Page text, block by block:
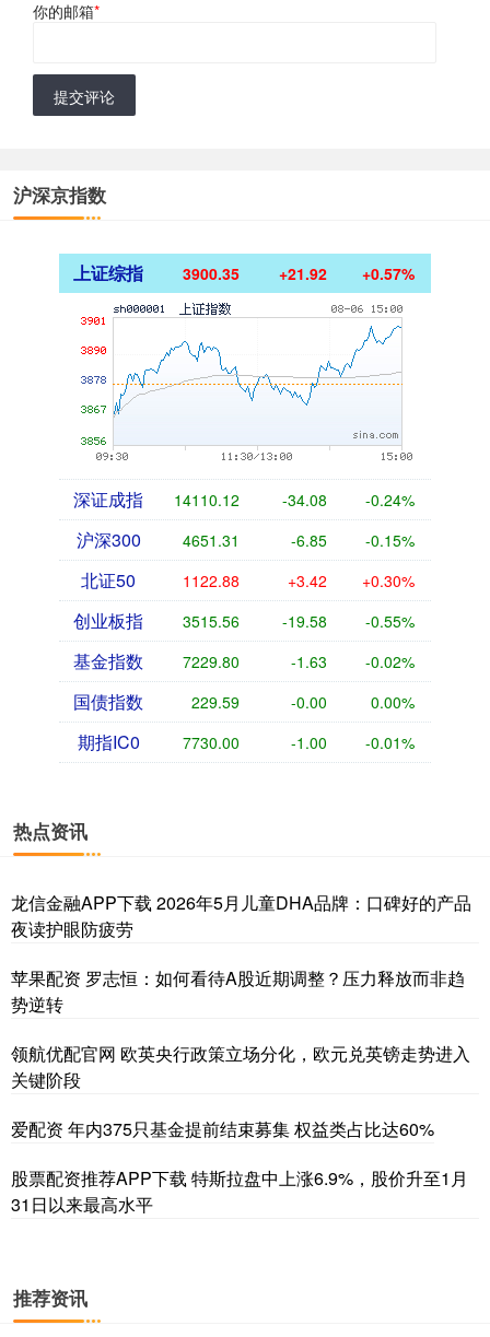
你的邮箱*
提交评论
沪深京指数
上证综指 3900.35 +21.92 +0.57%
深证成指 14110.12 -34.08 -0.24%
沪深300 4651.31 -6.85 -0.15%
北证50 1122.88 +3.42 +0.30%
创业板指 3515.56 -19.58 -0.55%
基金指数 7229.80 -1.63 -0.02%
国债指数 229.59 -0.00 0.00%
期指IC0 7730.00 -1.00 -0.01%
热点资讯
龙信金融APP下载 2026年5月儿童DHA品牌：口碑好的产品
夜读护眼防疲劳
苹果配资 罗志恒：如何看待A股近期调整？压力释放而非趋
势逆转
领航优配官网 欧英央行政策立场分化，欧元兑英镑走势进入
关键阶段
爱配资 年内375只基金提前结束募集 权益类占比达60%
股票配资推荐APP下载 特斯拉盘中上涨6.9%，股价升至1月
31日以来最高水平
推荐资讯